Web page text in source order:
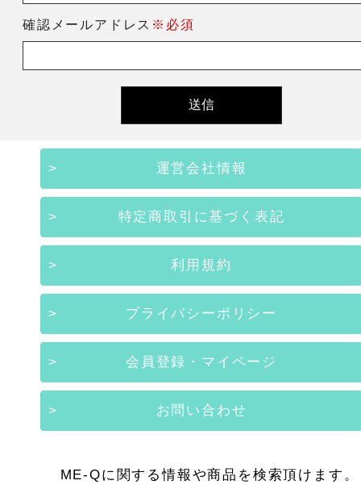
確認メールアドレス ※必須
運営会社情報
特定商取引に基づく表記
利用規約
プライバシーポリシー
会員登録・マイページ
お問い合わせ
ME-Qに関する情報や商品を検索頂けます。